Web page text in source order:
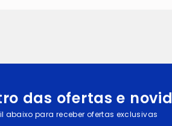
das ofertas e
abaixo para receber ofertas exclusivas